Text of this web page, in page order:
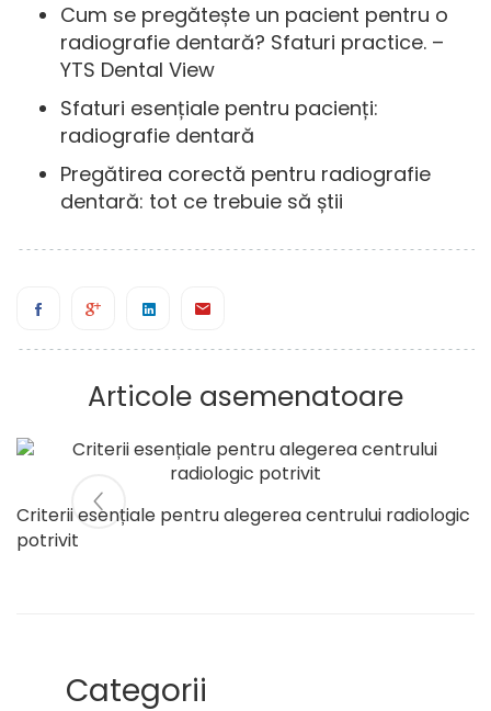
Cum se pregătește un pacient pentru o
radiografie dentară? Sfaturi practice. –
YTS Dental View
Sfaturi esențiale pentru pacienți:
radiografie dentară
Pregătirea corectă pentru radiografie
dentară: tot ce trebuie să știi
Articole asemenatoare
Criterii esențiale pentru alegerea centrului radiologic
potrivit
Categorii